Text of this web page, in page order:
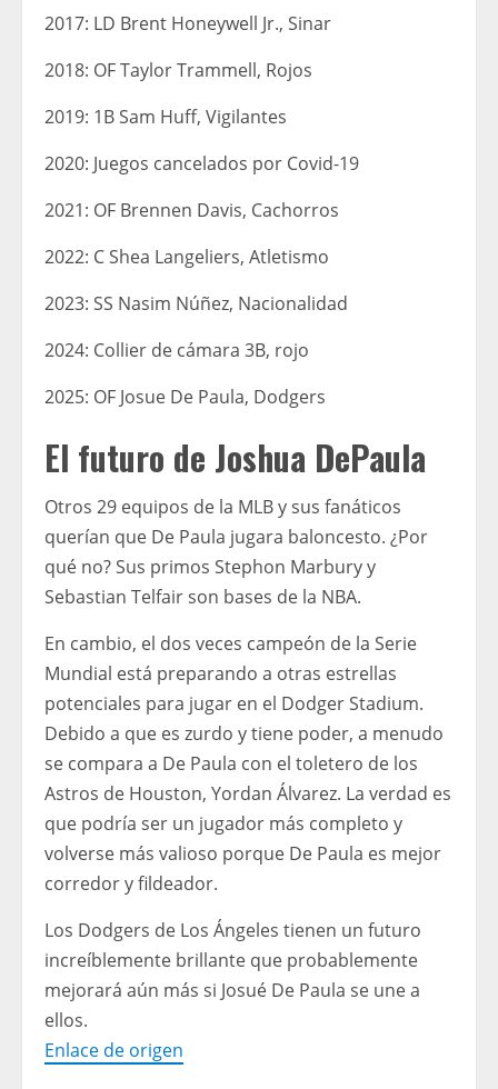
2017: LD Brent Honeywell Jr., Sinar
2018: OF Taylor Trammell, Rojos
2019: 1B Sam Huff, Vigilantes
2020: Juegos cancelados por Covid-19
2021: OF Brennen Davis, Cachorros
2022: C Shea Langeliers, Atletismo
2023: SS Nasim Núñez, Nacionalidad
2024: Collier de cámara 3B, rojo
2025: OF Josue De Paula, Dodgers
El futuro de Joshua DePaula
Otros 29 equipos de la MLB y sus fanáticos
querían que De Paula jugara baloncesto. ¿Por
qué no? Sus primos Stephon Marbury y
Sebastian Telfair son bases de la NBA.
En cambio, el dos veces campeón de la Serie
Mundial está preparando a otras estrellas
potenciales para jugar en el Dodger Stadium.
Debido a que es zurdo y tiene poder, a menudo
se compara a De Paula con el toletero de los
Astros de Houston, Yordan Álvarez. La verdad es
que podría ser un jugador más completo y
volverse más valioso porque De Paula es mejor
corredor y fildeador.
Los Dodgers de Los Ángeles tienen un futuro
increíblemente brillante que probablemente
mejorará aún más si Josué De Paula se une a
ellos.
Enlace de origen